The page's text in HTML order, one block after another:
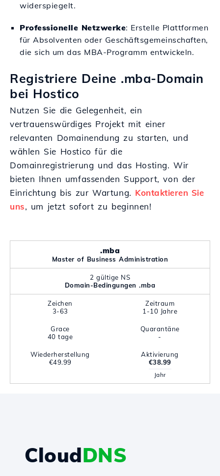
widerspiegelt.
Professionelle Netzwerke: Erstelle Plattformen
für Absolventen oder Geschäftsgemeinschaften,
die sich um das MBA-Programm entwickeln.
Registriere Deine .mba-Domain
bei Hostico
Nutzen Sie die Gelegenheit, ein
vertrauenswürdiges Projekt mit einer
relevanten Domainendung zu starten, und
wählen Sie Hostico für die
Domainregistrierung und das Hosting. Wir
bieten Ihnen umfassenden Support, von der
Einrichtung bis zur Wartung. Kontaktieren Sie
uns, um jetzt sofort zu beginnen!
.mba
Master of Business Administration
2 gültige NS
Domain-Bedingungen .mba
Zeichen
3-63
Zeitraum
1-10 Jahre
Grace
40 tage
Quarantäne
-
Wiederherstellung
€49.99
Aktivierung
€38.99
Jahr
CloudDNS